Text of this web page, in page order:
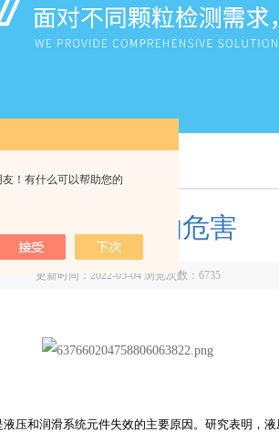
！有什么可以帮助您的
颗粒污染物的危害
更新时间：2022-05-04 浏览次数： 6735
压和润滑系统元件失效的主要原因。研究表明，